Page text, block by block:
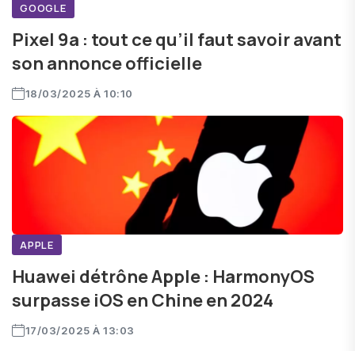
GOOGLE
Pixel 9a : tout ce qu’il faut savoir avant
son annonce officielle
18/03/2025 À 10:10
APPLE
Huawei détrône Apple : HarmonyOS
surpasse iOS en Chine en 2024
17/03/2025 À 13:03